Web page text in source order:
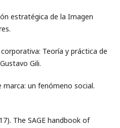
estratégica de la Imagen
Teoría y práctica de
Gili.
marca: un fenómeno social.
The SAGE handbook of